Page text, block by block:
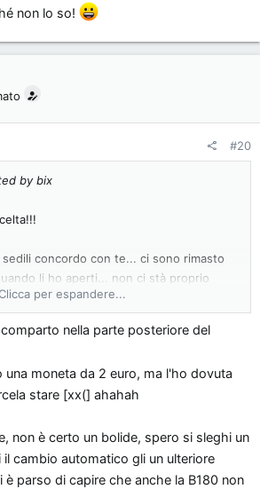
non lo so!
#20
by bix
concordo con te... ci sono rimasto
li ho aperti... non ci stà proprio
che si apre sotto il braciolo
pazienza!!!
una gran bella auto... unica "grande"
mia 170 ha poco più di 9.000 km ed
salite è veramente un dramma... sob
per espandere...
nella parte posteriore del
moneta da 2 euro, ma l'ho dovuta
stare [xx(] ahahah
non è certo un bolide, spero si sleghi un
cambio automatico gli un ulteriore
parso di capire che anche la B180 non